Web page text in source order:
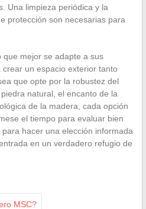
Una limpieza periódica y la
protección son necesarias para
mejor se adapte a sus
un espacio exterior tanto
que opte por la robustez del
natural, el encanto de la
de la madera, cada opción
el tiempo para evaluar bien
hacer una elección informada
en un verdadero refugio de
MSC?